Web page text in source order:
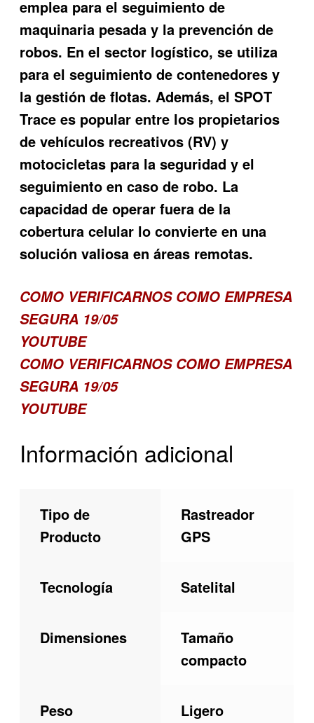
emplea para el seguimiento de
maquinaria pesada y la prevención de
robos. En el sector logístico, se utiliza
para el seguimiento de contenedores y
la gestión de flotas. Además, el SPOT
Trace es popular entre los propietarios
de vehículos recreativos (RV) y
motocicletas para la seguridad y el
seguimiento en caso de robo. La
capacidad de operar fuera de la
cobertura celular lo convierte en una
solución valiosa en áreas remotas.
COMO VERIFICARNOS COMO EMPRESA
SEGURA 19/05
YOUTUBE
COMO VERIFICARNOS COMO EMPRESA
SEGURA 19/05
YOUTUBE
Información adicional
Tipo de
Producto
Rastreador
GPS
Tecnología Satelital
Dimensiones
Tamaño
compacto
Peso Ligero